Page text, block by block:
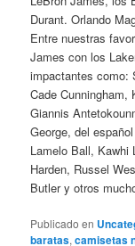
Durant. Orlando
Entre nuestras
James con los
impactantes como:
Cade Cunningham,
Giannis
George, del
Lamelo Ball, Kawhi
Harden, Russel
Butler y otros
Publicado en
baratas,camisetas